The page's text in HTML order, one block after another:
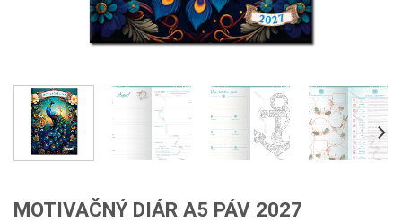
MOTIVAČNÝ DIÁR A5 PÁV 2027